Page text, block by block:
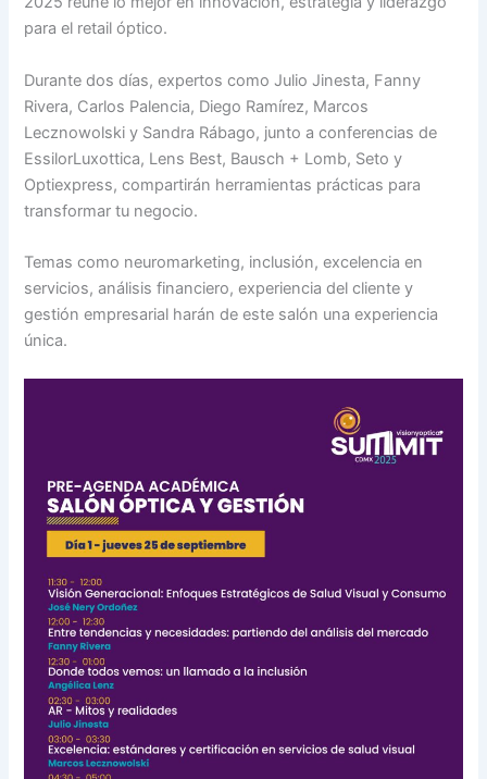
para el retail óptico.
Durante dos días, expertos como Julio Jinesta, Fanny
Rivera, Carlos Palencia, Diego Ramírez, Marcos
Lecznowolski y Sandra Rábago, junto a conferencias de
EssilorLuxottica, Lens Best, Bausch + Lomb, Seto y
Optiexpress, compartirán herramientas prácticas para
transformar tu negocio.
Temas como neuromarketing, inclusión, excelencia en
servicios, análisis financiero, experiencia del cliente y
gestión empresarial harán de este salón una experiencia
única.